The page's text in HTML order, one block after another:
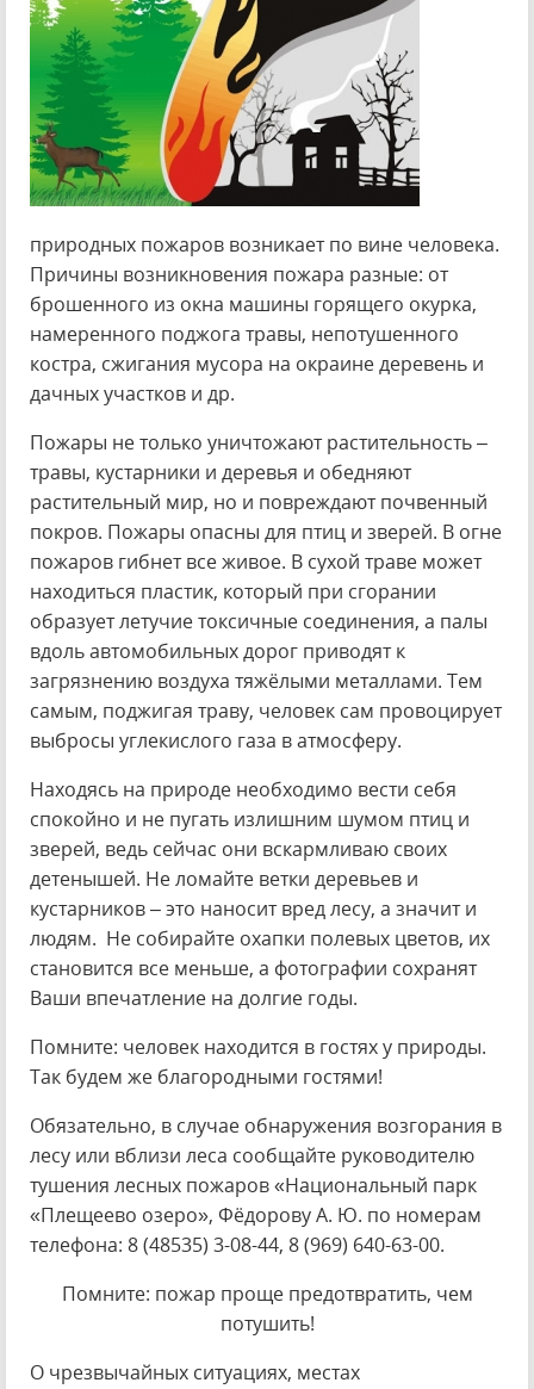
природных пожаров возникает по вине человека.
Причины возникновения пожара разные: от
брошенного из окна машины горящего окурка,
намеренного поджога травы, непотушенного
костра, сжигания мусора на окраине деревень и
дачных участков и др.
Пожары не только уничтожают растительность –
травы, кустарники и деревья и обедняют
растительный мир, но и повреждают почвенный
покров. Пожары опасны для птиц и зверей. В огне
пожаров гибнет все живое. В сухой траве может
находиться пластик, который при сгорании
образует летучие токсичные соединения, а палы
вдоль автомобильных дорог приводят к
загрязнению воздуха тяжёлыми металлами. Тем
самым, поджигая траву, человек сам провоцирует
выбросы углекислого газа в атмосферу.
Находясь на природе необходимо вести себя
спокойно и не пугать излишним шумом птиц и
зверей, ведь сейчас они вскармливаю своих
детенышей. Не ломайте ветки деревьев и
кустарников – это наносит вред лесу, а значит и
людям. Не собирайте охапки полевых цветов, их
становится все меньше, а фотографии сохранят
Ваши впечатление на долгие годы.
Помните: человек находится в гостях у природы.
Так будем же благородными гостями!
Обязательно, в случае обнаружения возгорания в
лесу или вблизи леса сообщайте руководителю
тушения лесных пожаров «Национальный парк
«Плещеево озеро», Фёдорову А. Ю. по номерам
телефона: 8 (48535) 3-08-44, 8 (969) 640-63-00.
Помните: пожар проще предотвратить, чем
потушить!
О чрезвычайных ситуациях, местах